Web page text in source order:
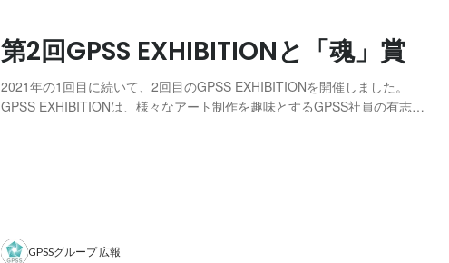
第2回GPSS EXHIBITIONと「魂」賞
2021年の1回目に続いて、2回目のGPSS EXHIBITIONを開催しました。
GPSS EXHIBITIONは、様々なアート制作を趣味とするGPSS社員の有志数
GPSSグループ 広報